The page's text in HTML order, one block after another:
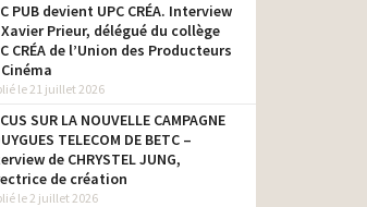
PUB devient UPC CRÉA. Interview
Prieur, délégué du collège
CRÉA de l’Union des Producteurs
le 21 juillet 2026
SUR LA NOUVELLE CAMPAGNE
TELECOM DE BETC –
de CHRYSTEL JUNG,
de création
le 2 juillet 2026